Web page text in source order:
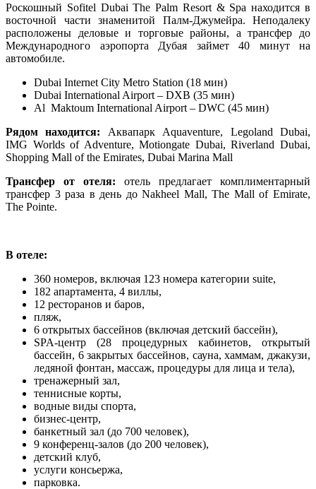
Роскошный Sofitel Dubai The Palm Resort & Spa находится в
восточной части знаменитой Палм-Джумейра. Неподалеку
расположены деловые и торговые районы, а трансфер до
Международного аэропорта Дубая займет 40 минут на
автомобиле.
Dubai Internet City Metro Station (18 мин)
Dubai International Airport – DXB (35 мин)
Al Maktoum International Airport – DWC (45 мин)
Рядом находится: Аквапарк Aquaventure, Legoland Dubai,
IMG Worlds of Adventure, Motiongate Dubai, Riverland Dubai,
Shopping Mall of the Emirates, Dubai Marina Mall
Трансфер от отеля: отель предлагает комплиментарный
трансфер 3 раза в день до Nakheel Mall, The Mall of Emirate,
The Pointe.
В отеле:
360 номеров, включая 123 номера категории suite,
182 апартамента, 4 виллы,
12 ресторанов и баров,
пляж,
6 открытых бассейнов (включая детский бассейн),
SPA-центр (28 процедурных кабинетов, открытый
бассейн, 6 закрытых бассейнов, сауна, хаммам, джакузи,
ледяной фонтан, массаж, процедуры для лица и тела),
тренажерный зал,
теннисные корты,
водные виды спорта,
бизнес-центр,
банкетный зал (до 700 человек),
9 конференц-залов (до 200 человек),
детский клуб,
услуги консьержа,
парковка.